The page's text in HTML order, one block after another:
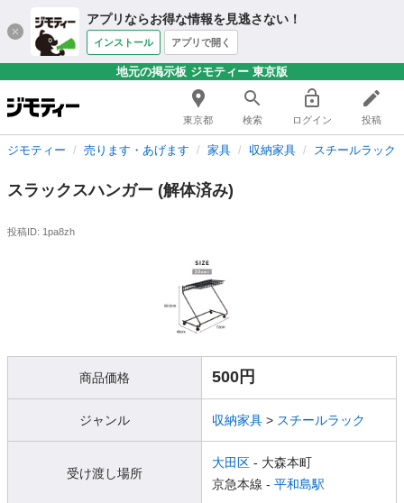
アプリならお得な情報を見逃さない！
インストール アプリで開く
地元の掲示板 ジモティー 東京版
東京都 検索 ログイン 投稿
ジモティー 売ります・あげます 家具 収納家具 スチールラック
スラックスハンガー (解体済み)
投稿ID: 1pa8zh
商品価格 500円
ジャンル 収納家具 > スチールラック
受け渡し場所
大田区 - 大森本町
京急本線 - 平和島駅